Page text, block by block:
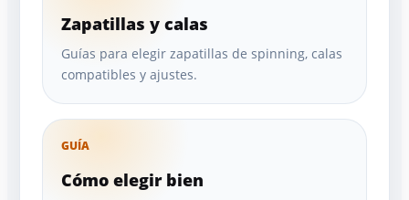
Zapatillas y calas
Guías para elegir zapatillas de spinning, calas
compatibles y ajustes.
GUÍA
Cómo elegir bien